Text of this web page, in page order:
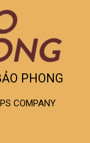
PHONG
COMPANY